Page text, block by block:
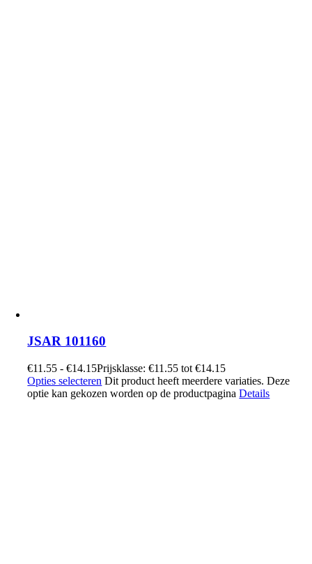
JSAR 101160
€11.55 - €14.15Prijsklasse: €11.55 tot €14.15
Opties selecteren Dit product heeft meerdere variaties. Deze
optie kan gekozen worden op de productpaginaDetails